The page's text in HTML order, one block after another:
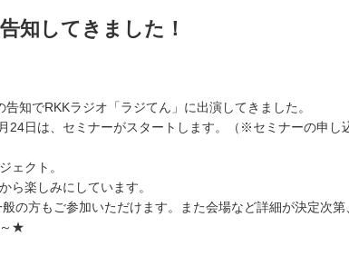
知してきました！
知でRKKラジオ「ラジてん」に出演してきました。
24日は、セミナーがスタートします。（※セミナーの申し
ェクト。
ら楽しみにしています。
の方もご参加いただけます。また会場など詳細が決定次第
～★